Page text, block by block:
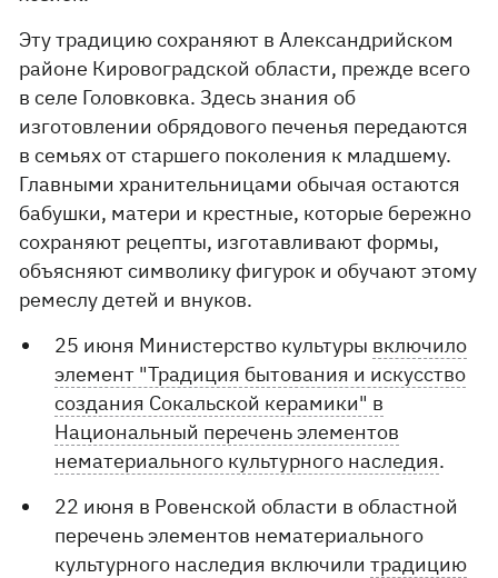
Эту традицию сохраняют в Александрийском
районе Кировоградской области, прежде всего
в селе Головковка. Здесь знания об
изготовлении обрядового печенья передаются
в семьях от старшего поколения к младшему.
Главными хранительницами обычая остаются
бабушки, матери и крестные, которые бережно
сохраняют рецепты, изготавливают формы,
объясняют символику фигурок и обучают этому
ремеслу детей и внуков.
25 июня Министерство культуры включило
элемент "Традиция бытования и искусство
создания Сокальской керамики" в
Национальный перечень элементов
нематериального культурного наследия.
22 июня в Ровенской области в областной
перечень элементов нематериального
культурного наследия включилитрадицию